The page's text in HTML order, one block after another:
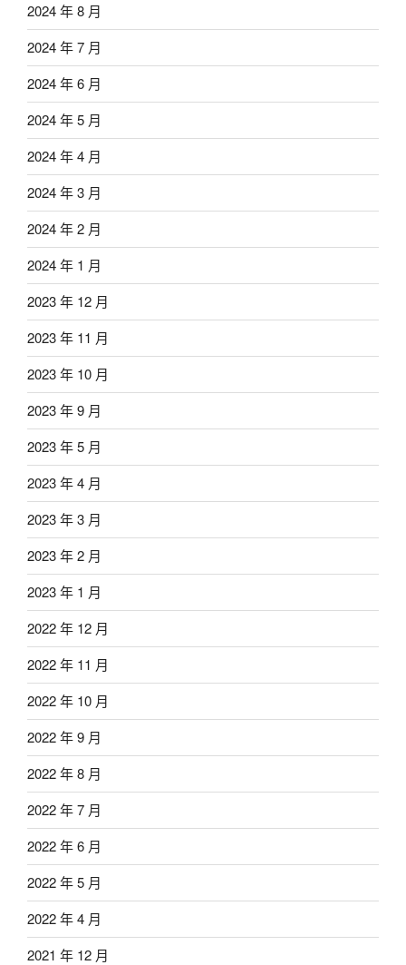
2024 年 8 月
2024 年 7 月
2024 年 6 月
2024 年 5 月
2024 年 4 月
2024 年 3 月
2024 年 2 月
2024 年 1 月
2023 年 12 月
2023 年 11 月
2023 年 10 月
2023 年 9 月
2023 年 5 月
2023 年 4 月
2023 年 3 月
2023 年 2 月
2023 年 1 月
2022 年 12 月
2022 年 11 月
2022 年 10 月
2022 年 9 月
2022 年 8 月
2022 年 7 月
2022 年 6 月
2022 年 5 月
2022 年 4 月
2021 年 12 月